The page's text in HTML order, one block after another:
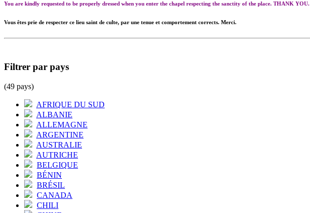
You are kindly requested to be properly dressed when you enter the chapel respecting the sanctity of the place. THANK YOU.
Vous êtes prie de respecter ce lieu saint de culte, par une tenue et comportement corrects. Merci.
Filtrer par pays
(49 pays)
AFRIQUE DU SUD
ALBANIE
ALLEMAGNE
ARGENTINE
AUSTRALIE
AUTRICHE
BELGIQUE
BÉNIN
BRÉSIL
CANADA
CHILI